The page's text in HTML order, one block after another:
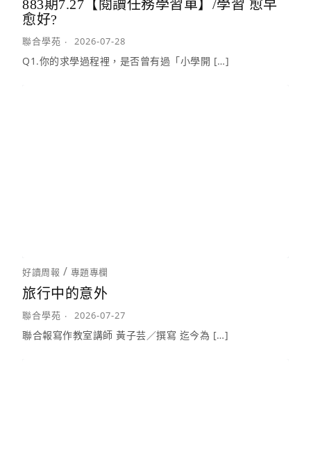
883期7.27【閱讀任務學習單】/學習 愈早
愈好?
聯合學苑 2026-07-28
Q1.你的求學過程裡，是否曾有過「小學開 […]
好讀周報 / 專題專欄
旅行中的意外
聯合學苑 2026-07-27
聯合報寫作教室講師 黃子芸／撰寫 迄今為 […]